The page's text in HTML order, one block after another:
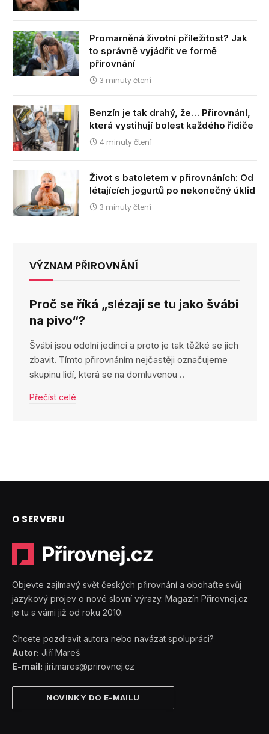
Promarněná životní příležitost? Jak
to správně vyjádřit ve formě
přirovnání
3 minuty čtení
Benzín je tak drahý, že… Přirovnání,
která vystihují bolest každého řidiče
4 minuty čtení
Život s batoletem v přirovnáních: Od
létajících jogurtů po nekonečný úklid
3 minuty čtení
VÝZNAM PŘIROVNÁNÍ
Proč se říká „slézají se tu jako švábi
na pivo“?
Švábi jsou odolní jedinci a proto je tak těžké se jich
zbavit. Tímto přirovnáním nejčastěji označujeme
skupinu lidí, která se na domluvenou ..
Přečíst celé
O SERVERU
Objevte zajímavý svět českých přirovnání a obohaťte svůj
jazykový projev o nové slovní výrazy. Magazín Přirovnej.cz
je tu s vámi již od roku 2010.
Chcete pozdravit autora nebo navázat spolupráci?
Autor: Jiří Mareš
E-mail: jiri.mares@prirovnej.cz
NOVINKY DO E-MAILU